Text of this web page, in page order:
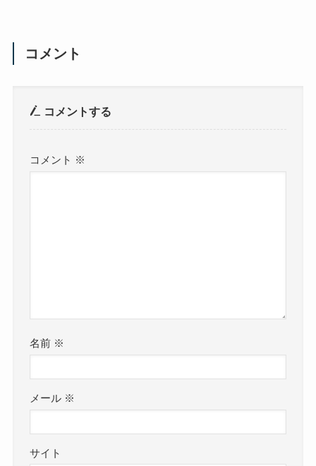
コメント
コメントする
コメント ※
名前 ※
メール ※
サイト